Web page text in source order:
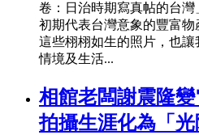
卷：日治時期寫真帖的台
初期代表台灣意象的豐富物
這些栩栩如生的照片，也
情境及生活...
相館老闆謝震隆
拍攝生涯化為「